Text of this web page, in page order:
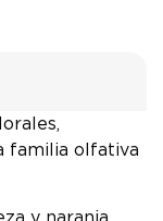
familia olfativa